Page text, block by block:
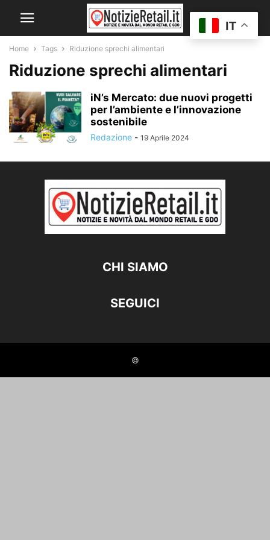
Home Tags Riduzione sprechi alimentari
Riduzione sprechi alimentari
iN’s Mercato: due nuovi progetti
per l’ambiente e l’innovazione
sostenibile
Redazione - 19 Aprile 2024
CHI SIAMO
SEGUICI
©
IT